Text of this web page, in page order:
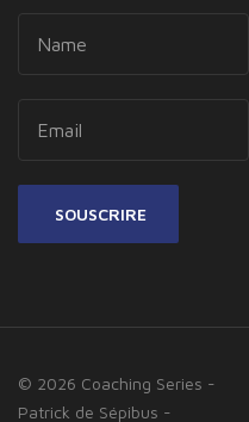
SOUSCRIRE
© 2026 Coaching Series -
Patrick de Sépibus -